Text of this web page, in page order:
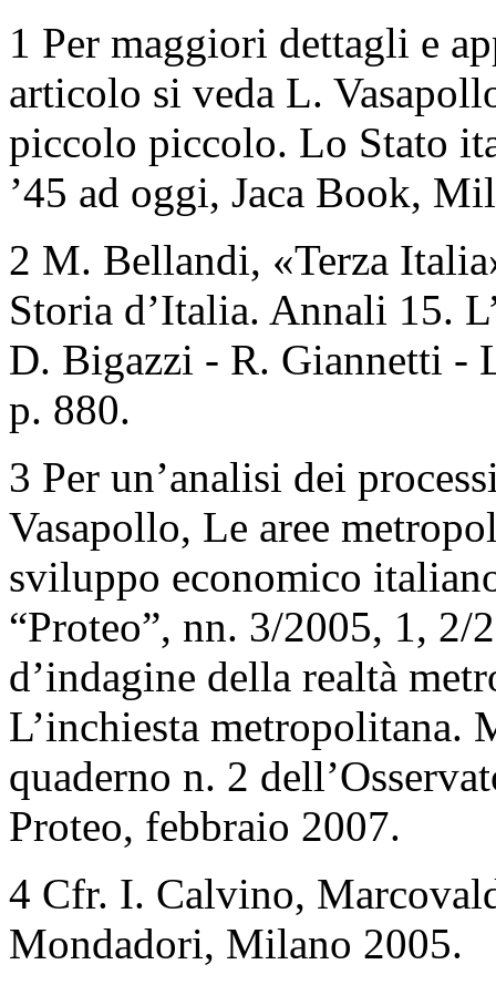
1 Per maggiori dettagli e
articolo si veda L.
piccolo piccolo. Lo Stato
’45 ad oggi, Jaca Book,
2 M. Bellandi, «Terza
Storia d’Italia. Annali 15.
D. Bigazzi - R. Giannetti -
p. 880.
3 Per un’analisi dei
Vasapollo, Le aree
sviluppo economico
“Proteo”, nn. 3/2005, 1,
d’indagine della realtà
L’inchiesta
quaderno n. 2
Proteo, febbraio 2007.
4 Cfr. I. Calvino,
Mondadori, Milano 2005.